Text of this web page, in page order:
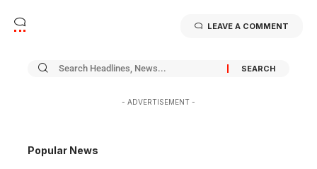
LEAVE A COMMENT
- ADVERTISEMENT -
Popular News